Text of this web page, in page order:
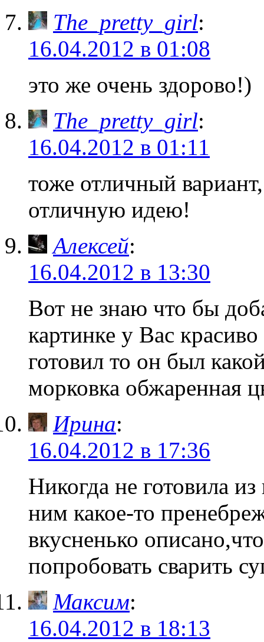
The_pretty_girl:
16.04.2012 в 01:08
это же очень здорово!)
The_pretty_girl:
16.04.2012 в 01:11
тоже отличный
отличную идею!
Алексей:
16.04.2012 в 13:30
Вот не знаю что бы
картинке у Вас
готовил то он был
морковка обжаренная
Ирина:
16.04.2012 в 17:36
Никогда не готовила
ним какое-то
вкусненько
попробовать сварить
Максим:
16.04.2012 в 18:13